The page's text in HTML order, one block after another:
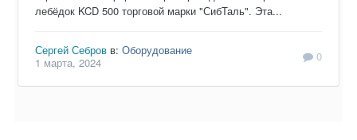
лебёдок KCD 500 торговой марки "СибТаль". Эта...
Сергей Себров в: Оборудование
1 марта, 2024
0